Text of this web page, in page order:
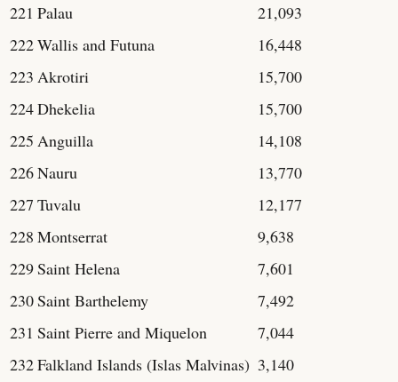
221 Palau
21,093
222Wallis and Futuna
16,448
223 Akrotiri
15,700
224Dhekelia
15,700
225 Anguilla
14,108
226Nauru
13,770
227 Tuvalu
12,177
228 Montserrat
9,638
229Saint Helena
7,601
230Saint Barthelemy
7,492
231 Saint Pierre and Miquelon
7,044
232Falkland Islands (Islas Malvinas) 3,140